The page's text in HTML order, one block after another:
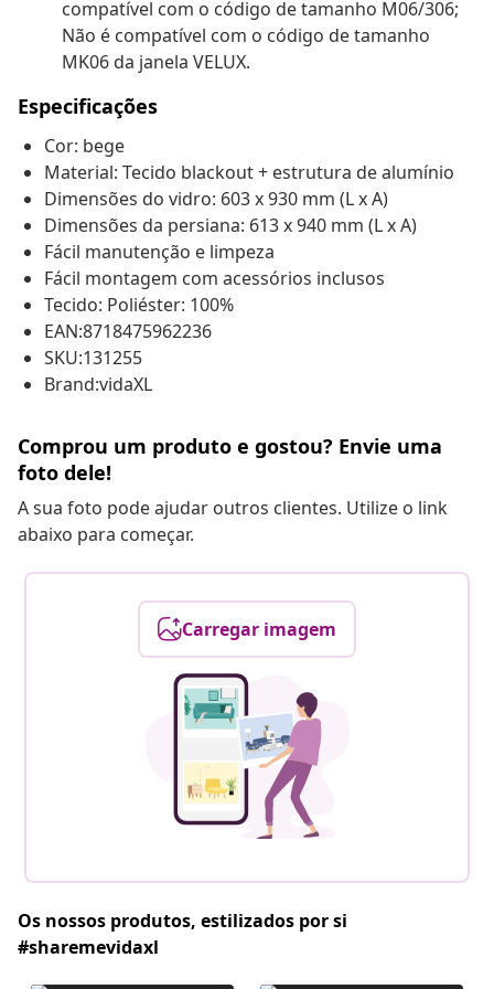
compatível com o código de tamanho M06/306;
Não é compatível com o código de tamanho
MK06 da janela VELUX.
Especificações
Cor: bege
Material: Tecido blackout + estrutura de alumínio
Dimensões do vidro: 603 x 930 mm (L x A)
Dimensões da persiana: 613 x 940 mm (L x A)
Fácil manutenção e limpeza
Fácil montagem com acessórios inclusos
Tecido: Poliéster: 100%
EAN:8718475962236
SKU:131255
Brand:vidaXL
Comprou um produto e gostou? Envie uma
foto dele!
A sua foto pode ajudar outros clientes. Utilize o link
abaixo para começar.
Carregar imagem
Os nossos produtos, estilizados por si
#sharemevidaxl